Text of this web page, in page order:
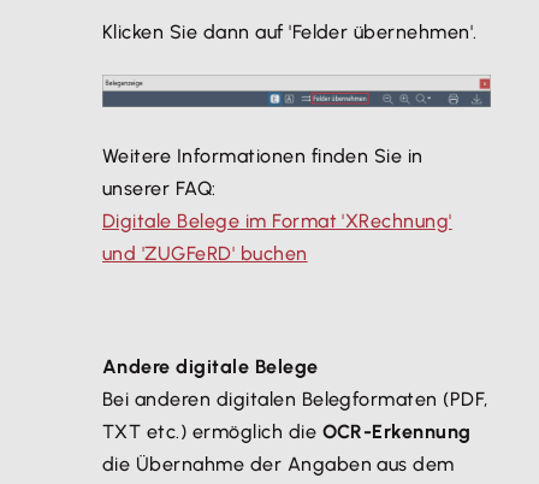
Klicken Sie dann auf 'Felder übernehmen'.
Weitere Informationen finden Sie in
unserer FAQ:
Digitale Belege im Format 'XRechnung'
und 'ZUGFeRD' buchen
Andere digitale Belege
Bei anderen digitalen Belegformaten (PDF,
TXT etc.) ermöglich die OCR-Erkennung
die Übernahme der Angaben aus dem